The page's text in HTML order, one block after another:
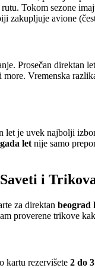
Tokom sezone
zakupljuje avione
Prosečan direktan
more. Vremenska
je uvek najbolji
let nije samo
i
za direktan beograd
proverene trikove
kartu rezervišete 2 do